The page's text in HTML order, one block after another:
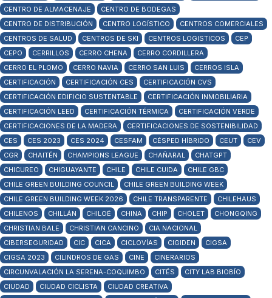
CENTRO DE ALMACENAJE
CENTRO DE BODEGAS
CENTRO DE DISTRIBUCIÓN
CENTRO LOGÍSTICO
CENTROS COMERCIALES
CENTROS DE SALUD
CENTROS DE SKI CENTROS LOGISTICOS
CEP
CEPO
CERRILLOS CERRO CHENA
CERRO CORDILLERA
CERRO EL PLOMO
CERRO NAVIA CERRO SAN LUIS
CERROS ISLA
CERTIFICACIÓN
CERTIFICACIÓN CES
CERTIFICACIÓN CVS
CERTIFICACIÓN EDIFICIO SUSTENTABLE
CERTIFICACIÓN INMOBILIARIA
CERTIFICACIÓN LEED
CERTIFICACIÓN TÉRMICA
CERTIFICACIÓN VERDE
CERTIFICACIONES DE LA MADERA
CERTIFICACIONES DE SOSTENIBILIDAD
CES
CES 2023 CES 2024 CESFAM CÉSPED HÍBRIDO CEUT
CEV
CGR
CHAITÉN CHAMPIONS LEAGUE CHAÑARAL
CHATGPT
CHICUREO
CHIGUAYANTE CHILE CHILE CUIDA
CHILE GBC
CHILE GREEN BUILDING COUNCIL
CHILE GREEN BUILDING WEEK
CHILE GREEN BUILDING WEEK 2026
CHILE TRANSPARENTE
CHILEHAUS
CHILENOS
CHILLÁN CHILOÉ CHINA CHIP CHOLET
CHONGQING
CHRISTIAN BALE
CHRISTIAN CANCINO
CIA NACIONAL
CIBERSEGURIDAD
CIC CICA CICLOVÍAS CIGIDEN
CIGSA
CIGSA 2023
CILINDROS DE GAS CINE
CINERARIOS
CIRCUNVALACIÓN LA SERENA-COQUIMBO
CITÉS
CITY LAB BIOBÍO
CIUDAD
CIUDAD CICLISTA
CIUDAD CREATIVA